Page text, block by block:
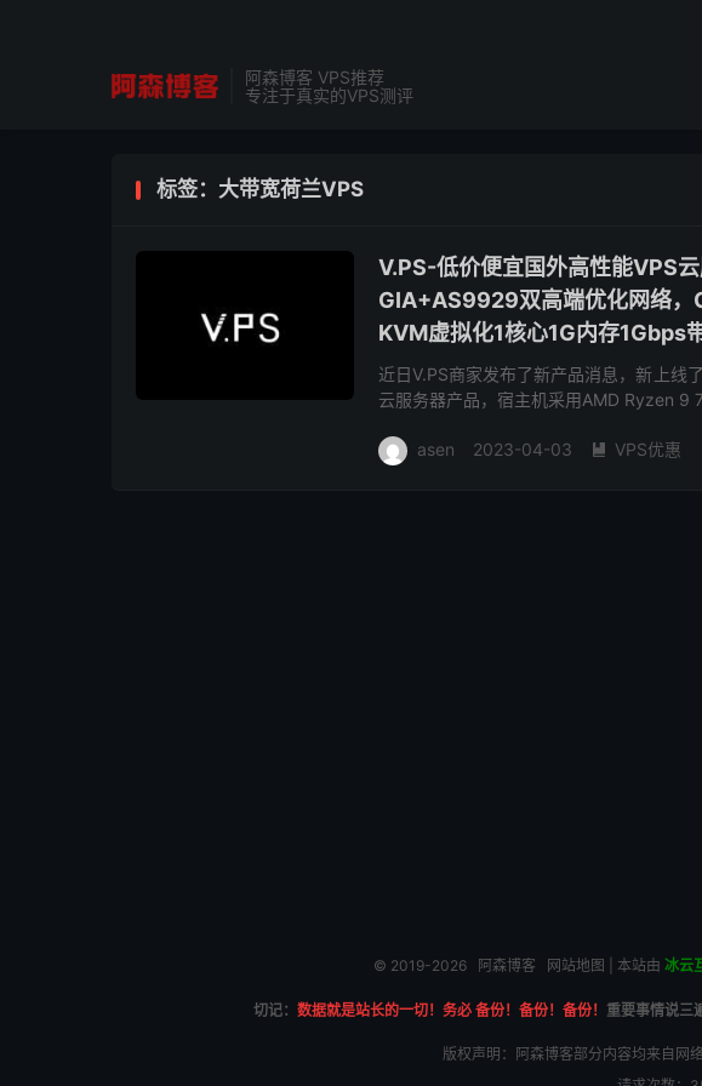
阿森博客 VPS推荐
专注于真实的VPS测评
标签：大带宽荷兰VPS
V.PS-低价便宜国外高性能VPS
GIA+AS9929双高端优化网络，
KVM虚拟化1核心1G内存
近日V.PS商家发布了新产品消息，新上
云服务器产品，宿主机采用AMD Ryzen 9
asen 2023-04-03  VPS优惠
© 2019-2026 阿森博客 网站地图 | 本站由 冰云
切记： 数据就是站长的一切！务必 备份！备份！备份！ 重要事情说三
版权声明：阿森博客部分内容均来自网